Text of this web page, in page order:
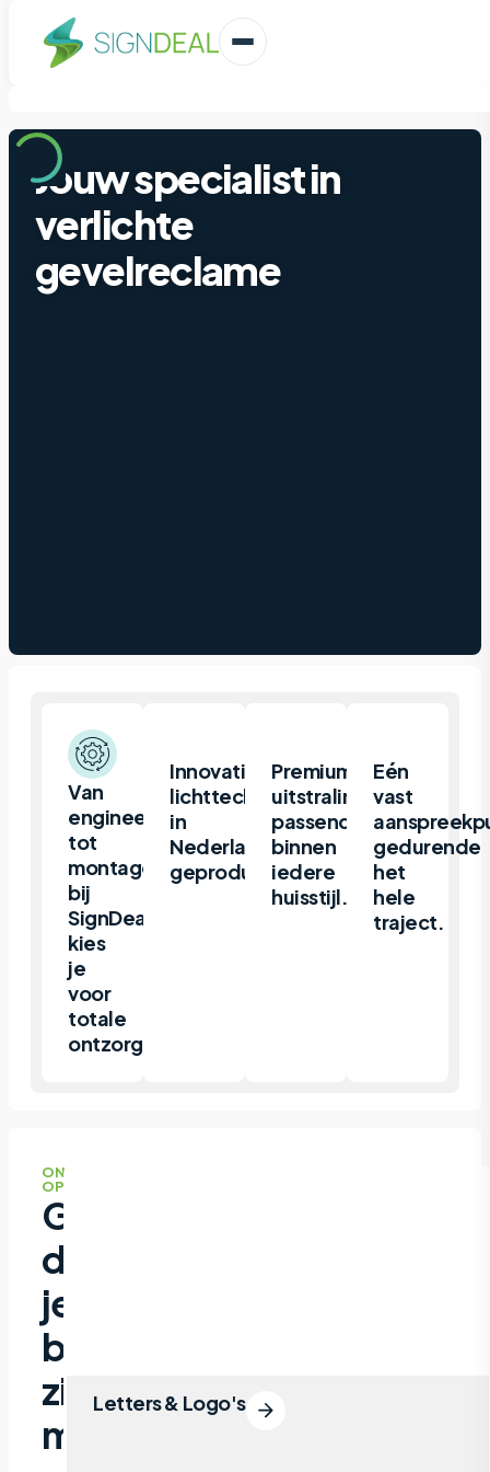
Jouw specialist in
verlichte
gevelreclame
Van
engineering
tot
montage,
bij
SignDeal
kies
je
voor
totale
ontzorging.
Innovatieve
lichttechniek
in
Nederland
geproduceerd.
Premium
uitstraling,
passend
binnen
iedere
huisstijl.
Eén
vast
gedurende
het
hele
traject.
ONZE
OPLOSSINGEN
Gevelreclame
die
je
bedrijf
zichtbaar
maakt
Letters & Logo's